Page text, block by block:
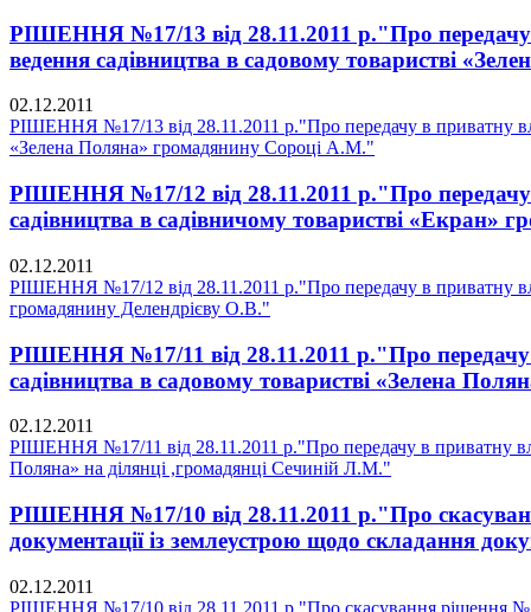
РІШЕННЯ №17/13 від 28.11.2011 р."Про передачу
ведення садівництва в садовому товаристві
02.12.2011
РІШЕННЯ №17/13 від 28.11.2011 р."Про передачу в приватну
«Зелена Поляна» громадянину Сороці А.М."
РІШЕННЯ №17/12 від 28.11.2011 р."Про передачу
садівництва в садівничому товаристві «Екран»
02.12.2011
РІШЕННЯ №17/12 від 28.11.2011 р."Про передачу в приватну
громадянину Делендрієву О.В."
РІШЕННЯ №17/11 від 28.11.2011 р."Про передачу
садівництва в садовому товаристві «Зелена
02.12.2011
РІШЕННЯ №17/11 від 28.11.2011 р."Про передачу в приватну
Поляна» на ділянці ,громадянці Сечиній Л.М."
РІШЕННЯ №17/10 від 28.11.2011 р."Про
документації із землеустрою щодо складання
02.12.2011
РІШЕННЯ №17/10 від 28.11.2011 р."Про скасування рішення №